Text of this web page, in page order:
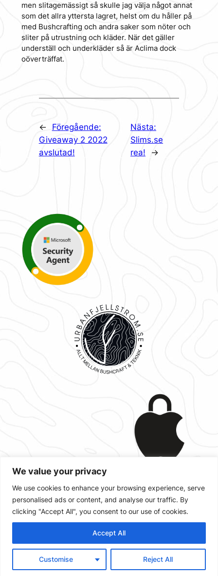
We value your privacy
We use cookies to enhance your browsing experience, serve
personalised ads or content, and analyse our traffic. By
clicking "Accept All", you consent to our use of cookies.
Customise Reject All
Accept All
men slitagemässigt så skulle jag välja något annat
som det allra yttersta lagret, helst om du håller på
med Bushcrafting och andra saker som nöter och
sliter på utrustning och kläder. När det gäller
underställ och underkläder så är Aclima dock
oöverträffat.
←
Föregående:
Giveaway 2 2022
avslutad!
Nästa:
Slims.se
rea!
→
Designad med , ochWordPress